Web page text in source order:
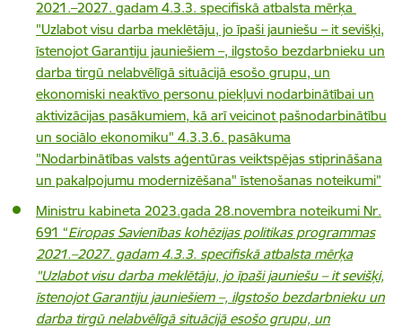
2021.–2027. gadam 4.3.3. specifiskā atbalsta mērķa
"Uzlabot visu darba meklētāju, jo īpaši jauniešu – it sevišķi,
īstenojot Garantiju jauniešiem –, ilgstošo bezdarbnieku un
darba tirgū nelabvēlīgā situācijā esošo grupu, un
ekonomiski neaktīvo personu piekļuvi nodarbinātībai un
aktivizācijas pasākumiem, kā arī veicinot pašnodarbinātību
un sociālo ekonomiku" 4.3.3.6. pasākuma
"Nodarbinātības valsts aģentūras veiktspējas stiprināšana
un pakalpojumu modernizēšana" īstenošanas noteikumi”
Ministru kabineta 2023.gada 28.novembra noteikumi Nr.
691 “Eiropas Savienības kohēzijas politikas programmas
2021.–2027. gadam 4.3.3. specifiskā atbalsta mērķa
"Uzlabot visu darba meklētāju, jo īpaši jauniešu – it sevišķi,
īstenojot Garantiju jauniešiem –, ilgstošo bezdarbnieku un
darba tirgū nelabvēlīgā situācijā esošo grupu, un